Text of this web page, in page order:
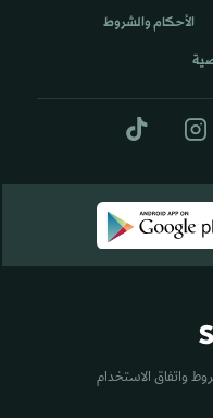
الأحكام والشروط
واتفاق الاستخدام